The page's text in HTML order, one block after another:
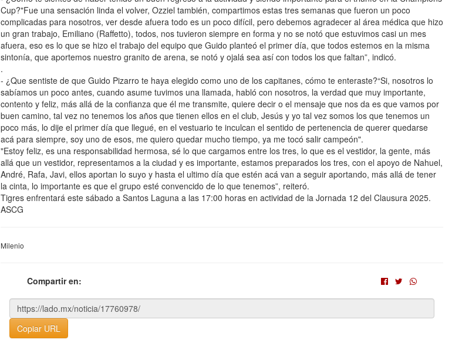
Cup?"Fue una sensación linda el volver, Ozziel también, compartimos estas tres semanas que fueron un poco
complicadas para nosotros, ver desde afuera todo es un poco difícil, pero debemos agradecer al área médica que hizo
un gran trabajo, Emiliano (Raffetto), todos, nos tuvieron siempre en forma y no se notó que estuvimos casi un mes
afuera, eso es lo que se hizo el trabajo del equipo que Guido planteó el primer día, que todos estemos en la misma
sintonía, que aportemos nuestro granito de arena, se notó y ojalá sea así con todos los que faltan”, indicó.
.
- ¿Que sentiste de que Guido Pizarro te haya elegido como uno de los capitanes, cómo te enteraste?“Si, nosotros lo
sabíamos un poco antes, cuando asume tuvimos una llamada, habló con nosotros, la verdad que muy importante,
contento y feliz, más allá de la confianza que él me transmite, quiere decir o el mensaje que nos da es que vamos por
buen camino, tal vez no tenemos los años que tienen ellos en el club, Jesús y yo tal vez somos los que tenemos un
poco más, lo dije el primer día que llegué, en el vestuario te inculcan el sentido de pertenencia de querer quedarse
acá para siempre, soy uno de esos, me quiero quedar mucho tiempo, ya me tocó salir campeón".
"Estoy feliz, es una responsabilidad hermosa, sé lo que cargamos entre los tres, lo que es el vestidor, la gente, más
allá que un vestidor, representamos a la ciudad y es importante, estamos preparados los tres, con el apoyo de Nahuel,
André, Rafa, Javi, ellos aportan lo suyo y hasta el ultimo día que estén acá van a seguir aportando, más allá de tener
la cinta, lo importante es que el grupo esté convencido de lo que tenemos”, reiteró.
Tigres enfrentará este sábado a Santos Laguna a las 17:00 horas en actividad de la Jornada 12 del Clausura 2025.
ASCG
Milenio
Compartir en:
Copiar URL